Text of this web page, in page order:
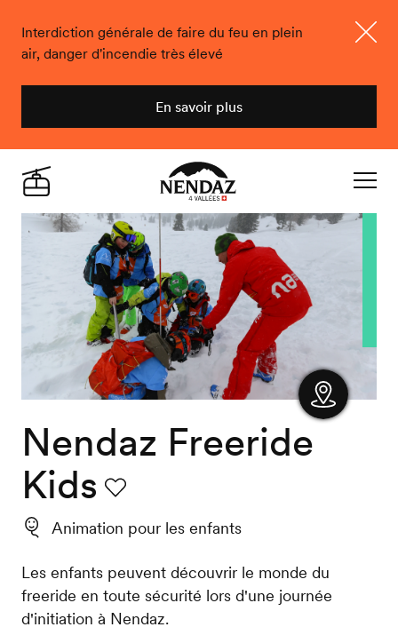
Interdiction générale de faire du feu en plein
air, danger d'incendie très élevé
En savoir plus
Nendaz
Live
Afficher
Nendaz Freeride
Kids
Animation pour les enfants
Les enfants peuvent découvrir le monde du
freeride en toute sécurité lors d'une journée
d'initiation à Nendaz.